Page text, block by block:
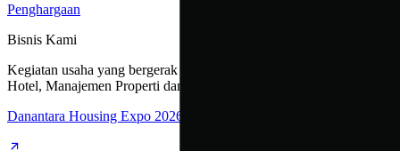
Penghargaan
Bisnis Kami
Kegiatan usaha yang bergerak dibidang Perumahan, Apartemen,
Hotel, Manajemen Properti dan Rest Area
Danantara Housing Expo 2026